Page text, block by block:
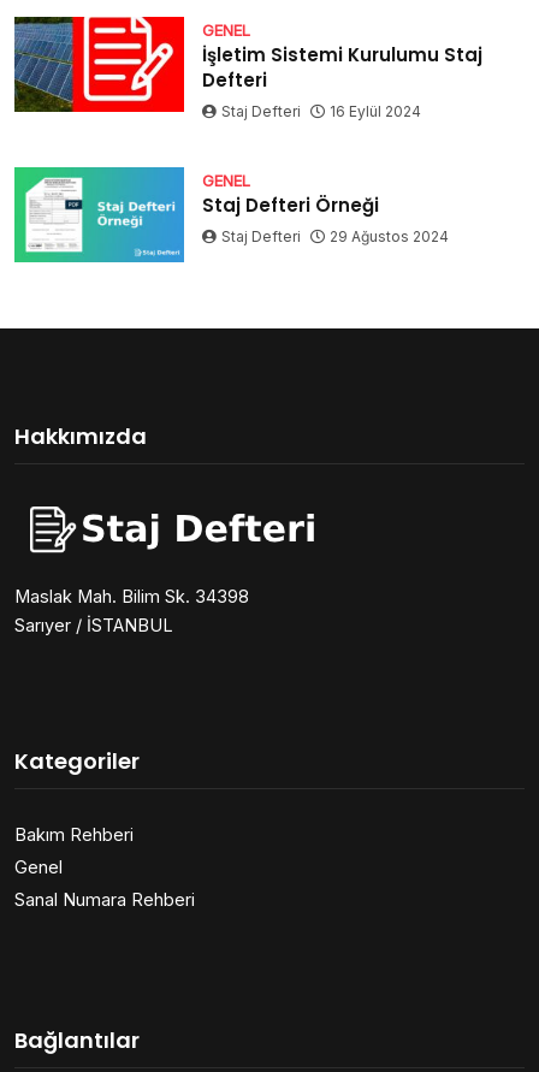
GENEL
İşletim Sistemi Kurulumu Staj
Defteri
Staj Defteri 16 Eylül 2024
GENEL
Staj Defteri Örneği
Staj Defteri 29 Ağustos 2024
Hakkımızda
Maslak Mah. Bilim Sk. 34398
Sarıyer / İSTANBUL
Kategoriler
Bakım Rehberi
Genel
Sanal Numara Rehberi
Bağlantılar